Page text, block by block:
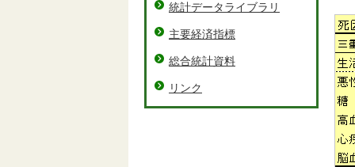
統計データライブラリ
主要経済指標
総合統計資料
リンク